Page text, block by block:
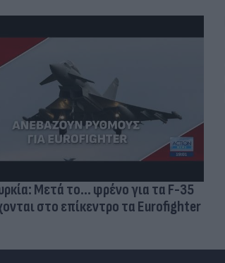
Μετά το... φρένο για τα F-35
στο επίκεντρο τα Eurofighter